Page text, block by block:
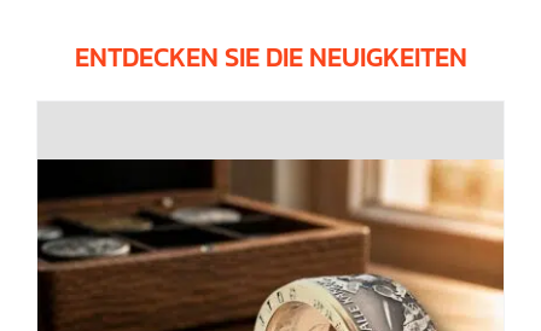
ENTDECKEN SIE DIE NEUIGKEITEN